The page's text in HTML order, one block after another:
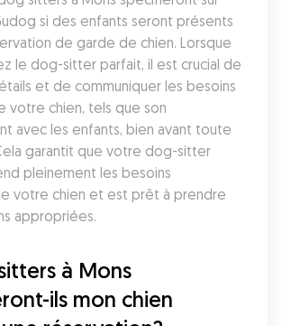
si des enfants seront présents
de garde de chien. Lorsque
le dog-sitter parfait, il est crucial de
et de communiquer les besoins
votre chien, tels que son
avec les enfants, bien avant toute
garantit que votre dog-sitter
pleinement les besoins
votre chien et est prêt à prendre
appropriées.
à Mons
ils mon chien